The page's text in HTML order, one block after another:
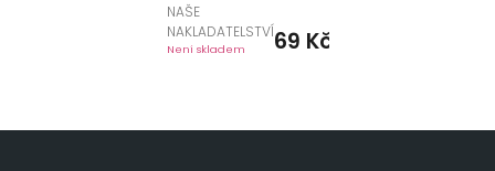
NAŠE
NAKLADATELSTVÍ
Není skladem 69 Kč